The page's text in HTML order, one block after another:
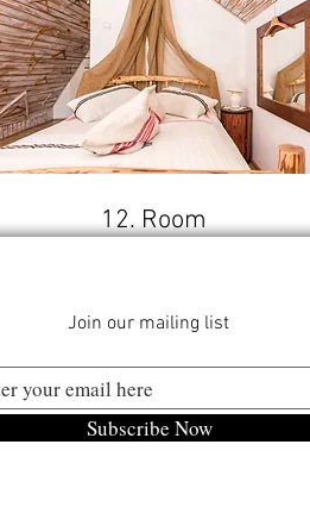
12. Room
Join our mailing list
Subscribe Now